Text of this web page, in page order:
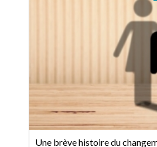
Une brève histoire du